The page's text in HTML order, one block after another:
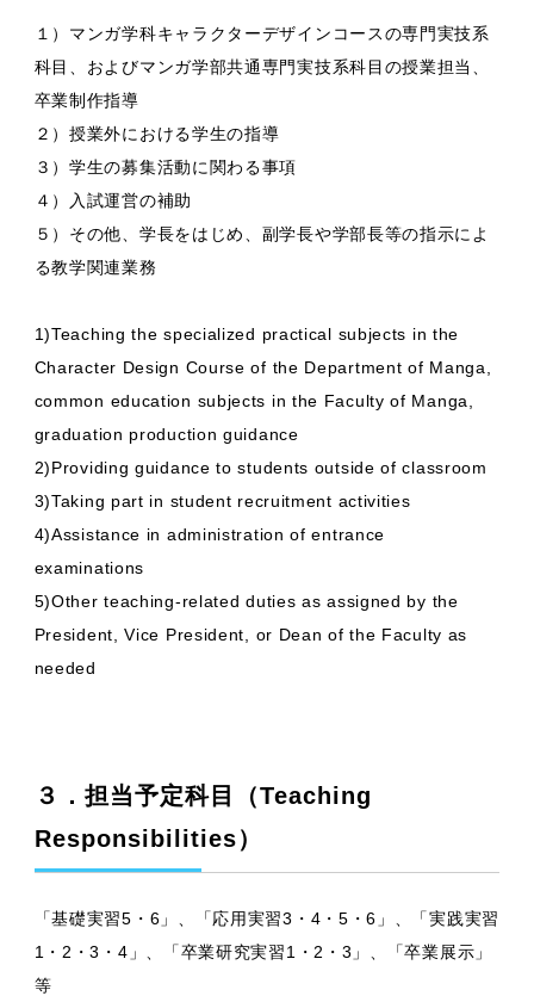
１）マンガ学科キャラクターデザインコースの専門実技系
科目、およびマンガ学部共通専門実技系科目の授業担当、
卒業制作指導
２）授業外における学生の指導
３）学生の募集活動に関わる事項
４）入試運営の補助
５）その他、学長をはじめ、副学長や学部長等の指示によ
る教学関連業務
1)Teaching the specialized practical subjects in the
Character Design Course of the Department of Manga,
common education subjects in the Faculty of Manga,
graduation production guidance
2)Providing guidance to students outside of classroom
3)Taking part in student recruitment activities
4)Assistance in administration of entrance
examinations
5)Other teaching-related duties as assigned by the
President, Vice President, or Dean of the Faculty as
needed
３．担当予定科目（Teaching
Responsibilities）
「基礎実習5・6」、「応用実習3・4・5・6」、「実践実習
1・2・3・4」、「卒業研究実習1・2・3」、「卒業展示」
等